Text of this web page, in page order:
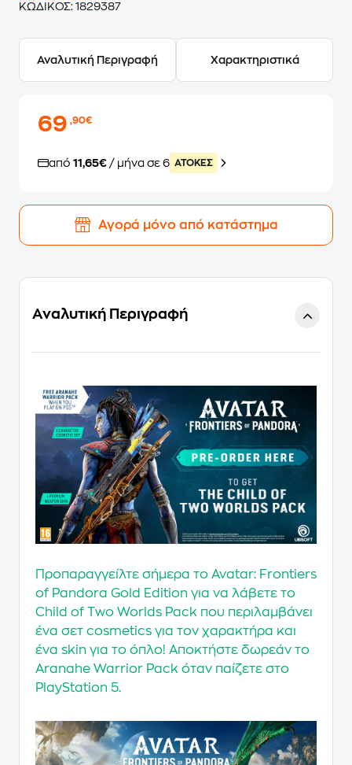
ΚΩΔΙΚΟΣ: 1829387
Αναλυτική Περιγραφή Χαρακτηριστικά
69,90€
από 11,65€ / μήνα σε 6 ATOKEΣ
Αγορά μόνο από κατάστημα
Αναλυτική Περιγραφή
Προπαραγγείλτε σήμερα το Avatar: Frontiers
of Pandora Gold Edition για να λάβετε το
Child of Two Worlds Pack που περιλαμβάνει
ένα σετ cosmetics για τον χαρακτήρα και
ένα skin για το όπλο! Αποκτήστε δωρεάν το
Aranahe Warrior Pack όταν παίζετε στο
PlayStation 5.